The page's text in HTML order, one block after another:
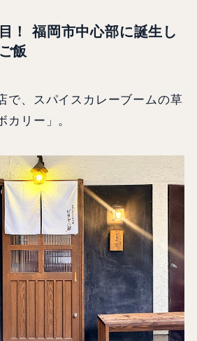
！ 福岡市中心部に誕生し
飯
で、スパイスカレーブームの草
カリー」。